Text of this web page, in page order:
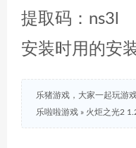
提取码：ns3l
安装时用的安
乐猪游戏，大家一起玩游
乐啦啦游戏 » 火炬之光2